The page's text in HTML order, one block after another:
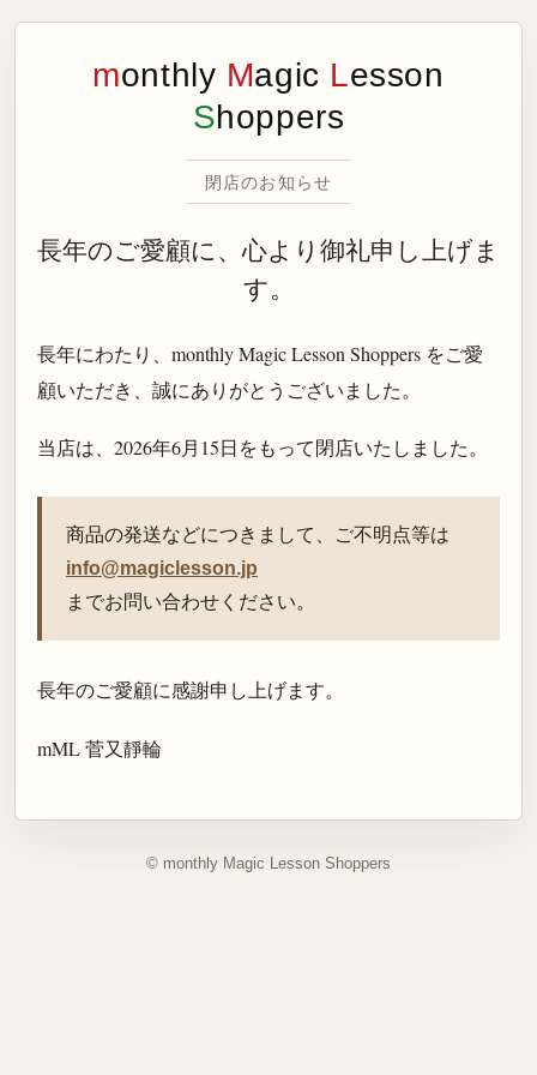
monthly Magic Lesson
Shoppers
閉店のお知らせ
長年のご愛顧に、心より御礼申し上げま
す。
長年にわたり、monthly Magic Lesson Shoppers をご愛
顧いただき、誠にありがとうございました。
当店は、 2026年6月15日をもって閉店いたしました。
商品の発送などにつきまして、ご不明点等は
info@magiclesson.jp
までお問い合わせください。
長年のご愛顧に感謝申し上げます。
mML 菅又靜輪
© monthly Magic Lesson Shoppers